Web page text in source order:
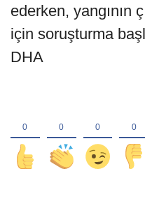
ederken, yangının
için soruşturma
DHA